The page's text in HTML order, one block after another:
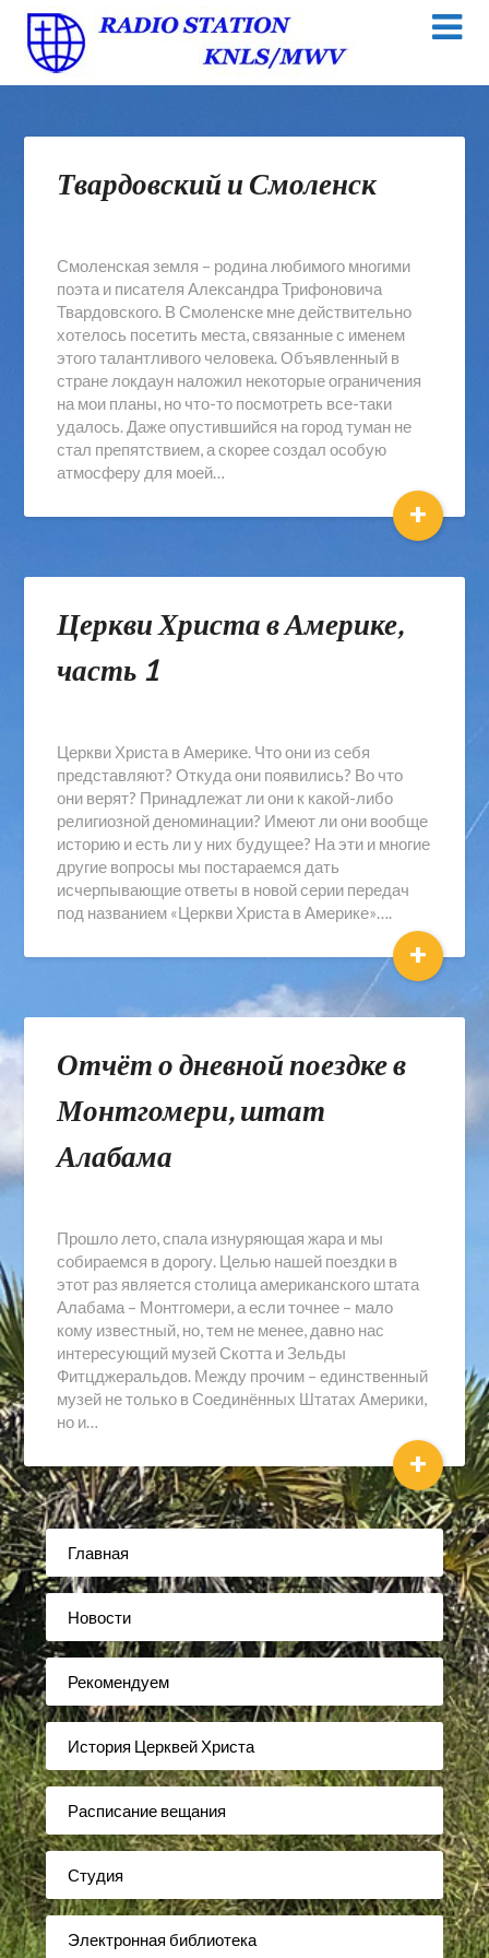
Твардовский и Смоленск
Смоленская земля – родина любимого многими
поэта и писателя Александра Трифоновича
Твардовского. В Смоленске мне действительно
хотелось посетить места, связанные с именем
этого талантливого человека. Объявленный в
стране локдаун наложил некоторые ограничения
на мои планы, но что-то посмотреть все-таки
удалось. Даже опустившийся на город туман не
стал препятствием, а скорее создал особую
атмосферу для моей…
+
Церкви Христа в Америке,
часть 1
Церкви Христа в Америке. Что они из себя
представляют? Откуда они появились? Во что
они верят? Принадлежат ли они к какой-либо
религиозной деноминации? Имеют ли они вообще
историю и есть ли у них будущее? На эти и многие
другие вопросы мы постараемся дать
исчерпывающие ответы в новой серии передач
под названием «Церкви Христа в Америке»….
+
Отчёт о дневной поездке в
Монтгомери, штат
Алабама
Прошло лето, спала изнуряющая жара и мы
собираемся в дорогу. Целью нашей поездки в
этот раз является столица американского штата
Алабама – Монтгомери, а если точнее – мало
кому известный, но, тем не менее, давно нас
интересующий музей Скотта и Зельды
Фитцджеральдов. Между прочим – единственный
музей не только в Соединённых Штатах Америки,
но и…
+
Главная
Новости
Рекомендуем
История Церквей Христа
Расписание вещания
Студия
Электронная библиотека